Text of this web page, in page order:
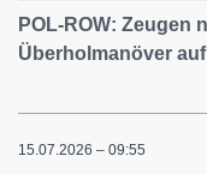
POL-ROW: Zeugen
Überholmanöver
15.07.2026 – 09:55